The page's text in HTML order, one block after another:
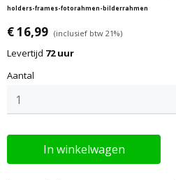
holders-frames-fotorahmen-bilderrahmen
€ 16,99 (inclusief btw 21%)
Levertijd 72 uur
Aantal
In winkelwagen